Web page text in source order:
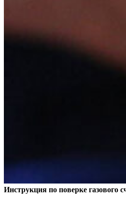
Инструкция по поверке газового